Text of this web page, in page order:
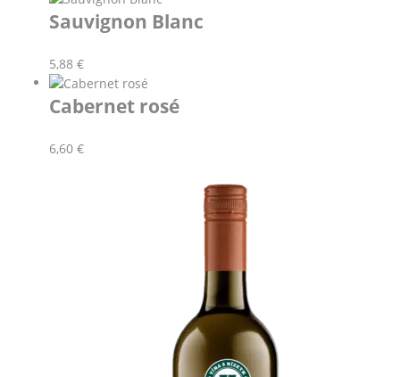
Sauvignon Blanc
5,88 €
Cabernet rosé
6,60 €